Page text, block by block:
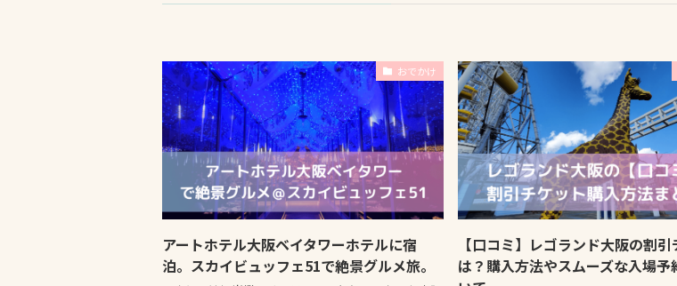
おでかけ
アートホテル大阪ベイタワーホテルに宿
泊。スカイビュッフェ51で絶景グルメ旅。
【口コミ】レゴランド大阪の割引
は？購入方法やスムーズな入場予